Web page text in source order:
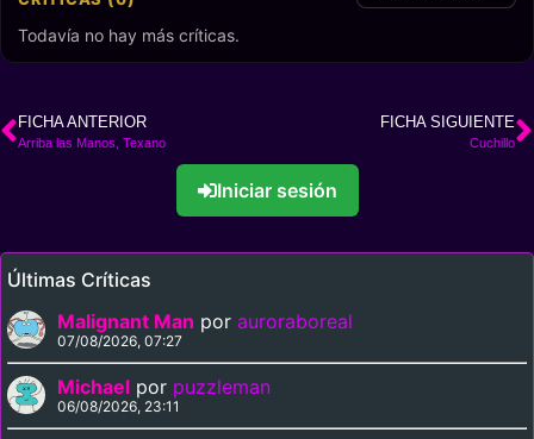
Todavía no hay más críticas.
FICHA ANTERIOR
Arriba las Manos, Texano
FICHA SIGUIENTE
Cuchillo
Iniciar sesión
Últimas Críticas
Malignant Man por auroraboreal
07/08/2026, 07:27
Michael por puzzleman
06/08/2026, 23:11